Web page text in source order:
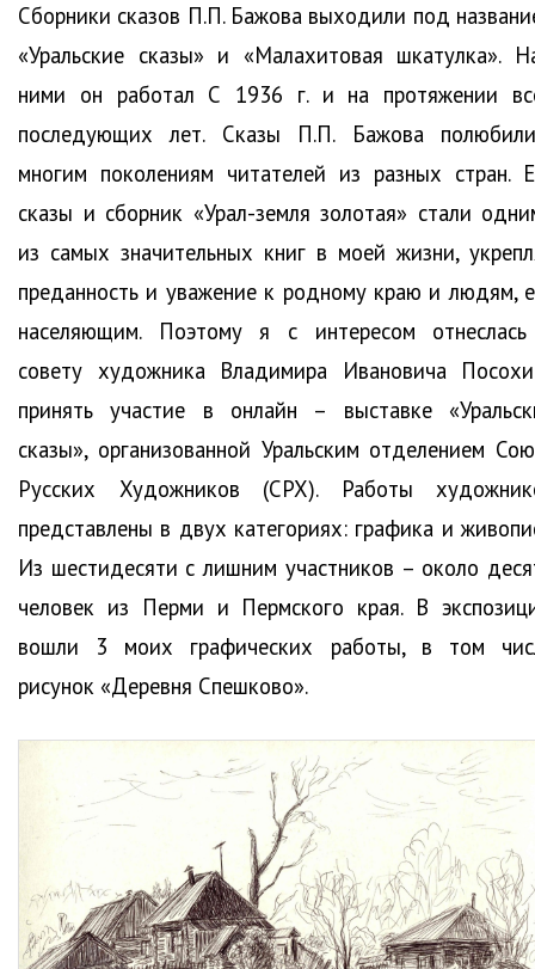
Сборники сказов П.П. Бажова выходили под
«Уральские сказы» и «Малахитовая шкатулка».
ними он работал С 1936 г. и на протяжении
последующих лет. Сказы П.П. Бажова
многим поколениям читателей из разных стран.
сказы и сборник «Урал-земля золотая» стали
из самых значительных книг в моей жизни,
преданность и уважение к родному краю и людям,
населяющим. Поэтому я с интересом
совету художника Владимира Ивановича
принять участие в онлайн – выставке
сказы», организованной Уральским отделением
Русских Художников (СРХ). Работы
представлены в двух категориях: графика и
Из шестидесяти с лишним участников – около
человек из Перми и Пермского края. В
вошли 3 моих графических работы, в том
рисунок «Деревня Спешково».